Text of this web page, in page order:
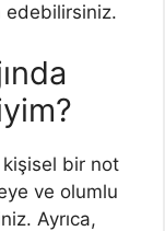
edebilirsiniz.
kişisel bir not
ve olumlu
Ayrıca,